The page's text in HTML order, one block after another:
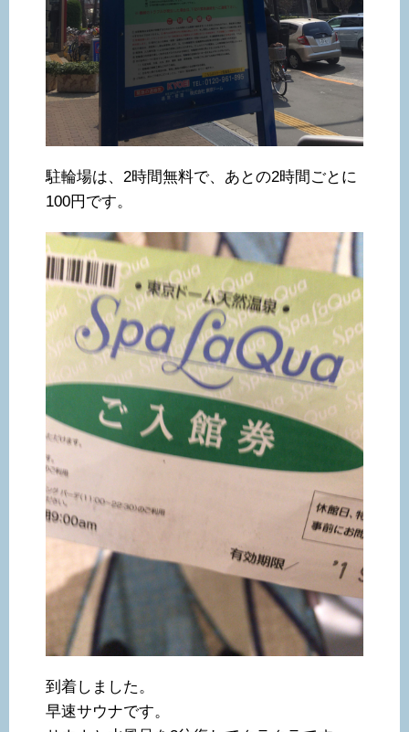
駐輪場は、2時間無料で、あとの2時間ごとに
100円です。
到着しました。
早速サウナです。